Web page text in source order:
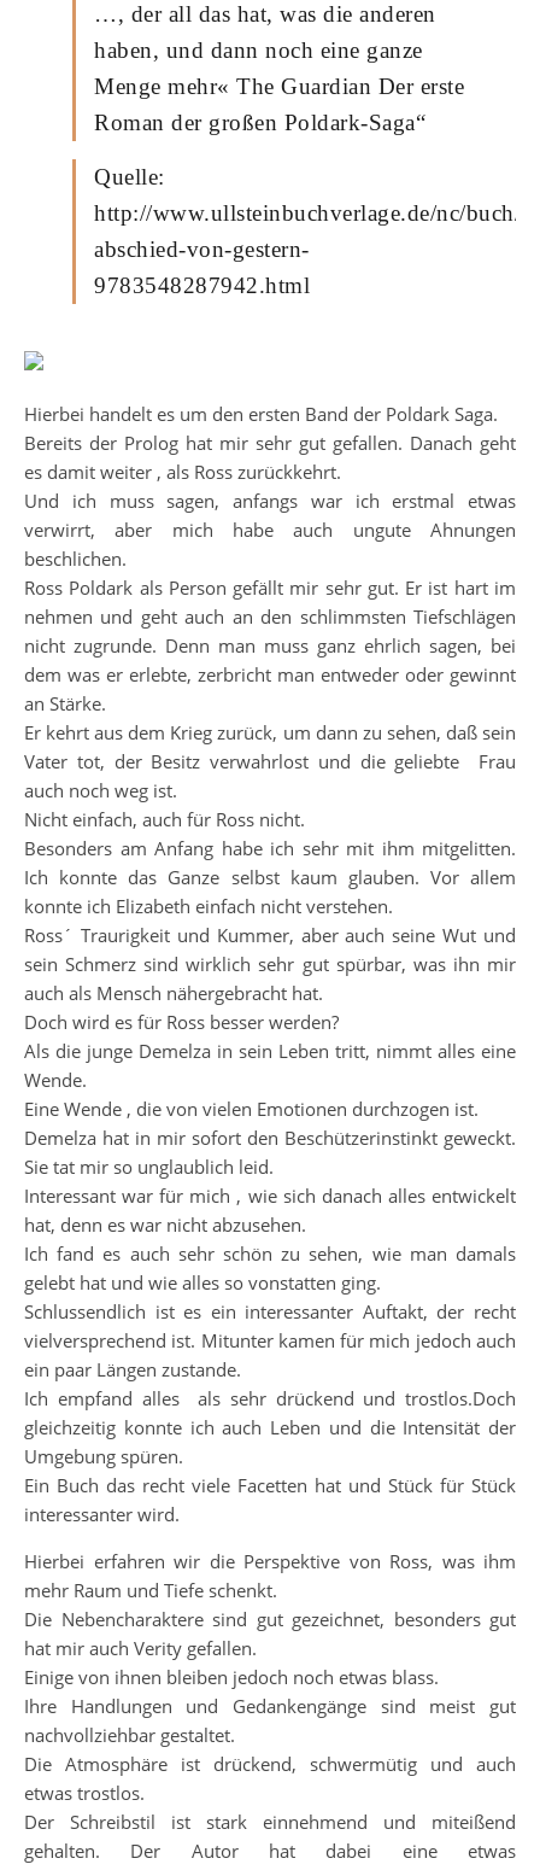
…, der all das hat, was die anderen
haben, und dann noch eine ganze
Menge mehr« The Guardian Der erste
Roman der großen Poldark-Saga“
Quelle:
http://www.ullsteinbuchverlage.de/nc/buch/
abschied-von-gestern-
9783548287942.html
Hierbei handelt es um den ersten Band der Poldark Saga.
Bereits der Prolog hat mir sehr gut gefallen. Danach geht
es damit weiter , als Ross zurückkehrt.
Und ich muss sagen, anfangs war ich erstmal etwas
verwirrt, aber mich habe auch ungute Ahnungen
beschlichen.
Ross Poldark als Person gefällt mir sehr gut. Er ist hart im
nehmen und geht auch an den schlimmsten Tiefschlägen
nicht zugrunde. Denn man muss ganz ehrlich sagen, bei
dem was er erlebte, zerbricht man entweder oder gewinnt
an Stärke.
Er kehrt aus dem Krieg zurück, um dann zu sehen, daß sein
Vater tot, der Besitz verwahrlost und die geliebte Frau
auch noch weg ist.
Nicht einfach, auch für Ross nicht.
Besonders am Anfang habe ich sehr mit ihm mitgelitten.
Ich konnte das Ganze selbst kaum glauben. Vor allem
konnte ich Elizabeth einfach nicht verstehen.
Ross´ Traurigkeit und Kummer, aber auch seine Wut und
sein Schmerz sind wirklich sehr gut spürbar, was ihn mir
auch als Mensch nähergebracht hat.
Doch wird es für Ross besser werden?
Als die junge Demelza in sein Leben tritt, nimmt alles eine
Wende.
Eine Wende , die von vielen Emotionen durchzogen ist.
Demelza hat in mir sofort den Beschützerinstinkt geweckt.
Sie tat mir so unglaublich leid.
Interessant war für mich , wie sich danach alles entwickelt
hat, denn es war nicht abzusehen.
Ich fand es auch sehr schön zu sehen, wie man damals
gelebt hat und wie alles so vonstatten ging.
Schlussendlich ist es ein interessanter Auftakt, der recht
vielversprechend ist. Mitunter kamen für mich jedoch auch
ein paar Längen zustande.
Ich empfand alles als sehr drückend und trostlos.Doch
gleichzeitig konnte ich auch Leben und die Intensität der
Umgebung spüren.
Ein Buch das recht viele Facetten hat und Stück für Stück
interessanter wird.
Hierbei erfahren wir die Perspektive von Ross, was ihm
mehr Raum und Tiefe schenkt.
Die Nebencharaktere sind gut gezeichnet, besonders gut
hat mir auch Verity gefallen.
Einige von ihnen bleiben jedoch noch etwas blass.
Ihre Handlungen und Gedankengänge sind meist gut
nachvollziehbar gestaltet.
Die Atmosphäre ist drückend, schwermütig und auch
etwas trostlos.
Der Schreibstil ist stark einnehmend und miteißend
gehalten. Der Autor hat dabei eine etwas